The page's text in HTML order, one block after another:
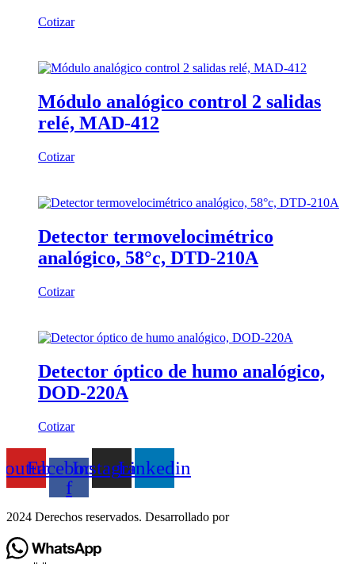
Cotizar
Módulo analógico control 2 salidas
relé, MAD-412
Cotizar
Detector termovelocimétrico
analógico, 58°c, DTD-210A
Cotizar
Detector óptico de humo analógico,
DOD-220A
Cotizar
Facebook-
f
InstagramLinkedin
2024 Derechos reservados. Desarrollado por